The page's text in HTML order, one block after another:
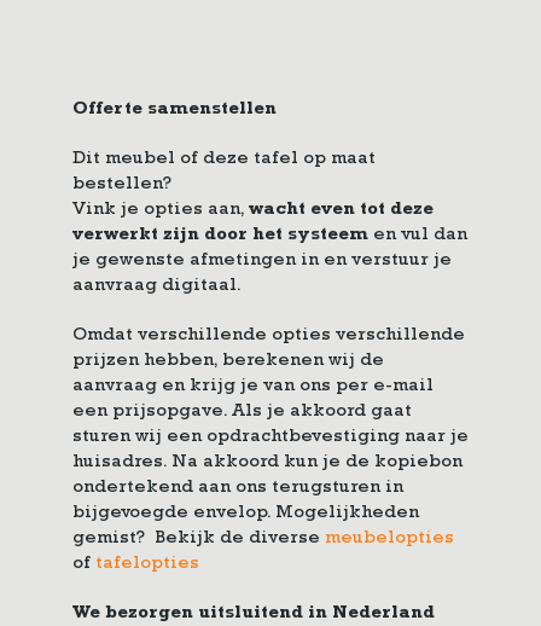
Offerte samenstellen
Dit meubel of deze tafel op maat
bestellen?
Vink je opties aan, wacht even tot deze
verwerkt zijn door het systeem en vul dan
je gewenste afmetingen in en verstuur je
aanvraag digitaal.
Omdat verschillende opties verschillende
prijzen hebben, berekenen wij de
aanvraag en krijg je van ons per e-mail
een prijsopgave. Als je akkoord gaat
sturen wij een opdrachtbevestiging naar je
huisadres. Na akkoord kun je de kopiebon
ondertekend aan ons terugsturen in
bijgevoegde envelop. Mogelijkheden
gemist? Bekijk de diverse meubelopties
of tafelopties
We bezorgen uitsluitend in Nederland